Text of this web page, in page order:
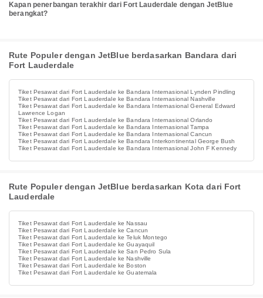
Kapan penerbangan terakhir dari Fort Lauderdale dengan JetBlue
berangkat?
Rute Populer dengan JetBlue berdasarkan Bandara dari
Fort Lauderdale
Tiket Pesawat dari Fort Lauderdale ke Bandara Internasional Lynden Pindling
Tiket Pesawat dari Fort Lauderdale ke Bandara Internasional Nashville
Tiket Pesawat dari Fort Lauderdale ke Bandara Internasional General Edward
Lawrence Logan
Tiket Pesawat dari Fort Lauderdale ke Bandara Internasional Orlando
Tiket Pesawat dari Fort Lauderdale ke Bandara Internasional Tampa
Tiket Pesawat dari Fort Lauderdale ke Bandara Internasional Cancun
Tiket Pesawat dari Fort Lauderdale ke Bandara Interkontinental George Bush
Tiket Pesawat dari Fort Lauderdale ke Bandara Internasional John F Kennedy
Rute Populer dengan JetBlue berdasarkan Kota dari Fort
Lauderdale
Tiket Pesawat dari Fort Lauderdale ke Nassau
Tiket Pesawat dari Fort Lauderdale ke Cancun
Tiket Pesawat dari Fort Lauderdale ke Teluk Montego
Tiket Pesawat dari Fort Lauderdale ke Guayaquil
Tiket Pesawat dari Fort Lauderdale ke San Pedro Sula
Tiket Pesawat dari Fort Lauderdale ke Nashville
Tiket Pesawat dari Fort Lauderdale ke Boston
Tiket Pesawat dari Fort Lauderdale ke Guatemala